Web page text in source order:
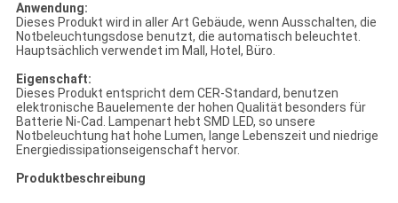
Anwendung:
Dieses Produkt wird in aller Art Gebäude, wenn Ausschalten, die
Notbeleuchtungsdose benutzt, die automatisch beleuchtet.
Hauptsächlich verwendet im Mall, Hotel, Büro.
Eigenschaft:
Dieses Produkt entspricht dem CER-Standard, benutzen
elektronische Bauelemente der hohen Qualität besonders für
Batterie Ni-Cad. Lampenart hebt SMD LED, so unsere
Notbeleuchtung hat hohe Lumen, lange Lebenszeit und niedrige
Energiedissipationseigenschaft hervor.
Produktbeschreibung